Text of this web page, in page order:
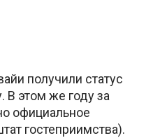
получили статус
В этом же году за
официальное
гостеприимства).